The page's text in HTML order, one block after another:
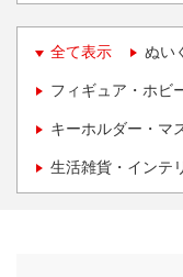
全て表示 ぬい
フィギュア・ホビ
キーホルダー・マ
生活雑貨・インテ